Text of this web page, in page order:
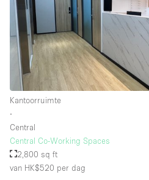
Kantoorruimte
∙
Central
Central Co-Working Spaces
2,800 sq ft
van HK$520 per dag